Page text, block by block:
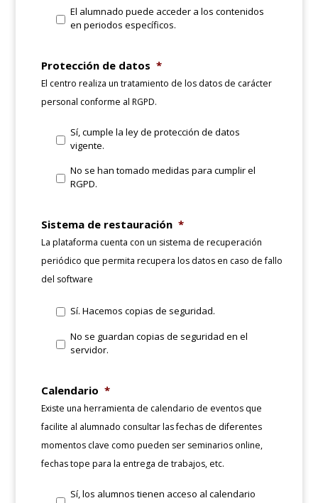
El alumnado puede acceder a los contenidos
en periodos específicos.
Protección de datos *
El centro realiza un tratamiento de los datos de carácter
personal conforme al RGPD.
Sí, cumple la ley de protección de datos
vigente.
No se han tomado medidas para cumplir el
RGPD.
Sistema de restauración *
La plataforma cuenta con un sistema de recuperación
periódico que permita recupera los datos en caso de fallo
del software
Sí. Hacemos copias de seguridad.
No se guardan copias de seguridad en el
servidor.
Calendario *
Existe una herramienta de calendario de eventos que
facilite al alumnado consultar las fechas de diferentes
momentos clave como pueden ser seminarios online,
fechas tope para la entrega de trabajos, etc.
Sí, los alumnos tienen acceso al calendario